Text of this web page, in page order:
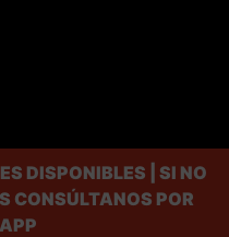
DISPONIBLES | SI NO
CONSÚLTANOS POR